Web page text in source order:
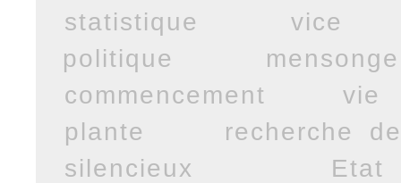
statistique
vice
politique
mensonge
commencement
vie
plante
recherche
silencieux
Etat